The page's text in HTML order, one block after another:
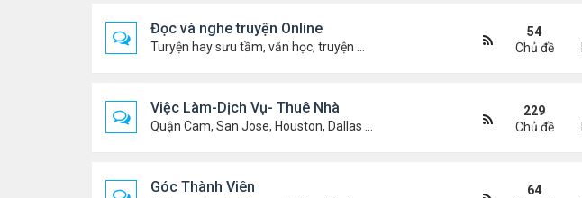
Đọc và nghe truyện Online
54
Chủ đề
Việc Làm-Dịch Vụ- Thuê Nhà
229
Chủ đề
Góc Thành Viên
64